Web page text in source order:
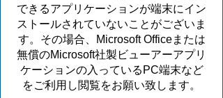
できるアプリケーションが端末にイン
ストールされていないことがございま
す。その場合、Microsoft Officeまたは
無償のMicrosoft社製ビューアーアプリ
ケーションの入っているPC端末など
をご利用し閲覧をお願い致します。